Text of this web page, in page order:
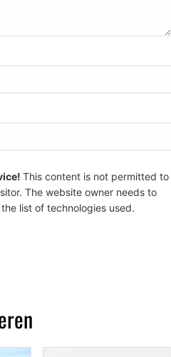
This content is not permitted to
The website owner needs to
list of technologies used.